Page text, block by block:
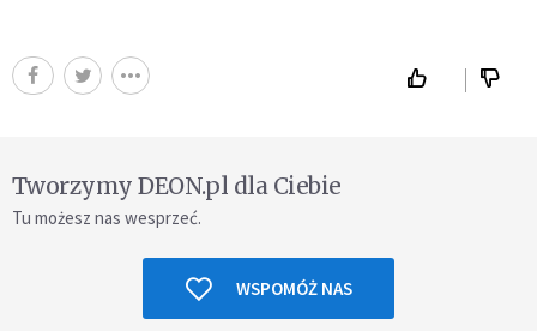
Tworzymy DEON.pl dla Ciebie
Tu możesz nas wesprzeć.
WSPOMÓŻ NAS